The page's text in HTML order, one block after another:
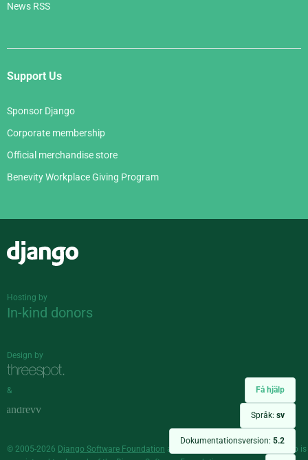
Få hjälp
Språk: sv
Dokumentationsversion: 5.2
News RSS
Support Us
Sponsor Django
Corporate membership
Official merchandise store
Benevity Workplace Giving Program
Hosting by
In-kind donors
Design by
&
© 2005-2026 Django Software Foundation and individual contributors. Django is